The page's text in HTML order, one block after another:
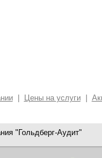
Цены на услуги
"Гольдберг-Аудит"